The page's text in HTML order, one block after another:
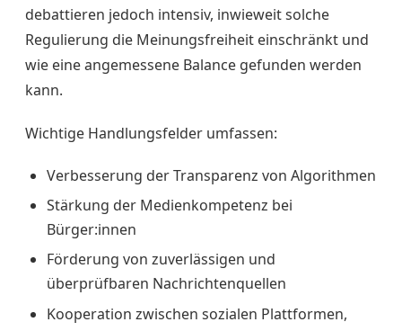
debattieren jedoch intensiv, inwieweit solche
Regulierung die Meinungsfreiheit einschränkt und
wie eine angemessene Balance gefunden werden
kann.
Wichtige Handlungsfelder umfassen:
Verbesserung der Transparenz von Algorithmen
Stärkung der Medienkompetenz bei
Bürger:innen
Förderung von zuverlässigen und
überprüfbaren Nachrichtenquellen
Kooperation zwischen sozialen Plattformen,